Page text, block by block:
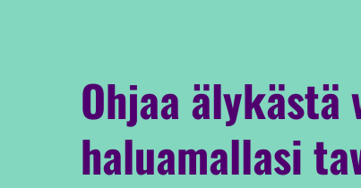
Ohjaa älykästä
haluamallasi